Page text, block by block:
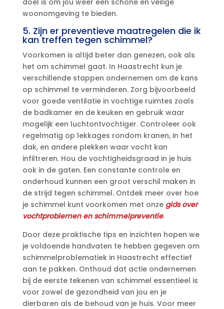
woonomgeving te bieden.​
5.​ Zijn er preventieve maatregelen die ik
kan treffen tegen schimmel?
Voorkomen is altijd beter dan genezen, ook als
het om schimmel gaat.​ In Haastrecht kun je
verschillende stappen ondernemen om de kans
op schimmel te verminderen.​ Zorg bijvoorbeeld
voor goede ventilatie in vochtige ruimtes zoals
de badkamer en de keuken en gebruik waar
mogelijk een luchtontvochtiger.​ Controleer ook
regelmatig op lekkages rondom kranen, in het
dak, en andere plekken waar vocht kan
infiltreren.​ Hou de vochtigheidsgraad in je huis
ook in de gaten.​ Een constante controle en
onderhoud kunnen een groot verschil maken in
de strijd tegen schimmel.​ Ontdek meer over hoe
je schimmel kunt voorkomen met onze gids over
vochtproblemen en schimmelpreventie.​
Door deze praktische tips en inzichten hopen we
je voldoende handvaten te hebben gegeven om
schimmelproblematiek in Haastrecht effectief
aan te pakken.​ Onthoud dat actie ondernemen
bij de eerste tekenen van schimmel essentieel is
voor zowel de gezondheid van jou en je
dierbaren als de behoud van je huis.​ Voor meer